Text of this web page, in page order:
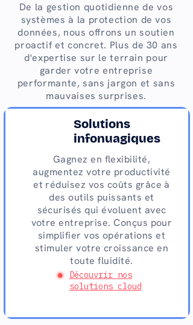
De la gestion quotidienne de vos
systèmes à la protection de vos
données, nous offrons un soutien
proactif et concret. Plus de 30 ans
d'expertise sur le terrain pour
garder votre entreprise
performante, sans jargon et sans
mauvaises surprises.
Solutions
infonuagiques
Gagnez en flexibilité,
augmentez votre productivité
et réduisez vos coûts grâce à
des outils puissants et
sécurisés qui évoluent avec
votre entreprise. Conçus pour
simplifier vos opérations et
stimuler votre croissance en
toute fluidité.
Découvrir nos
solutions cloud